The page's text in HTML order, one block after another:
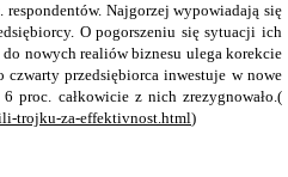
Najgorzej wypowiadają się
O pogorszeniu się sytuacji ich
nowych realiów biznesu ulega korekcie
przedsiębiorca inwestuje w nowe
proc. całkowicie z nich zrezygnowało.(
trojku-za-effektivnost.html)